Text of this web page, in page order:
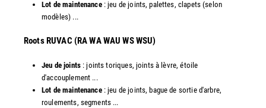
Lot de maintenance: jeu de joints, palettes, clapets (selon
modèles) ...
​Roots RUVAC (RA WA WAU WS WSU)
Jeu de joints: joints toriques, joints à lèvre, étoile
d'accouplement ...
Lot de maintenance : jeu de joints, bague de sortie d'arbre,
roulements, segments ...